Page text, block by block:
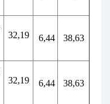
32,19 6,44 38,63
32,19 6,44 38,63